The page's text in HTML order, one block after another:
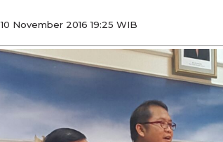
10 November 2016 19:25 WIB